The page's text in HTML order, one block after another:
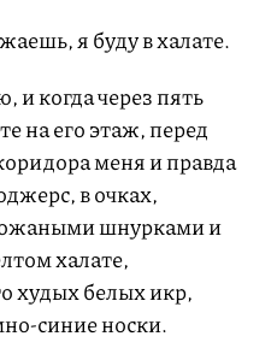
я буду в халате.
и когда через пять
на его этаж, перед
меня и правда
в очках,
шнурками и
халате,
худых белых икр,
синие носки.